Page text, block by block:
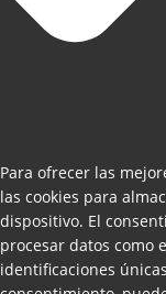
Para ofrecer las
las cookies para
dispositivo. El
procesar datos como
identificaciones